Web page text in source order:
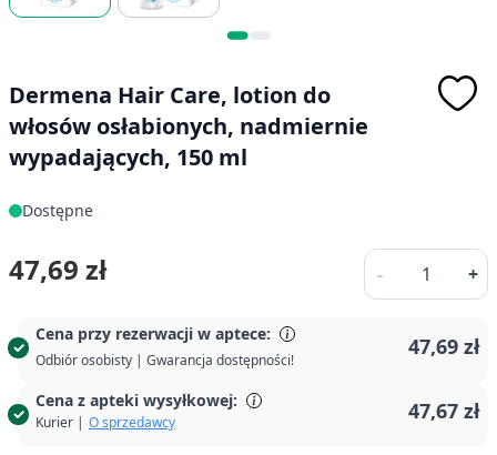
Dermena Hair Care, lotion do
włosów osłabionych, nadmiernie
wypadających, 150 ml
Dostępne
Cena przy rezerwacji w aptece:
Odbiór osobisty | Gwarancja dostępności!
47,69 zł
Cena z apteki wysyłkowej:
Kurier | O sprzedawcy 47,67 zł
47,69 zł -
Ilość
+